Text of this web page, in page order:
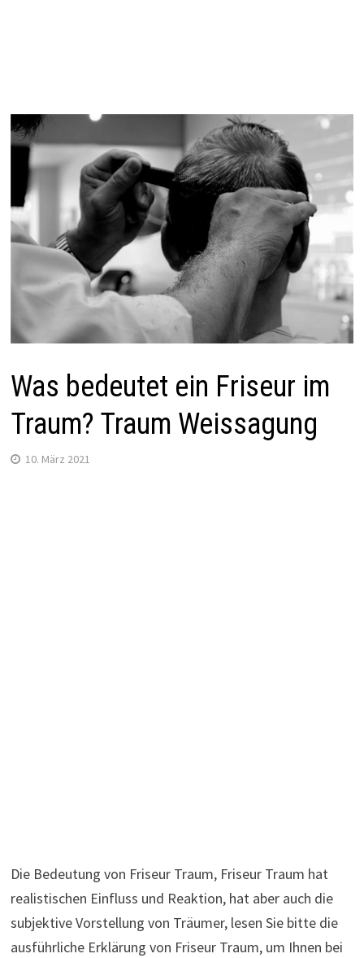
Was bedeutet ein Friseur im
Traum? Traum Weissagung
10. März 2021
Die Bedeutung von Friseur Traum, Friseur Traum hat
realistischen Einfluss und Reaktion, hat aber auch die
subjektive Vorstellung von Träumer, lesen Sie bitte die
ausführliche Erklärung von Friseur Traum, um Ihnen bei